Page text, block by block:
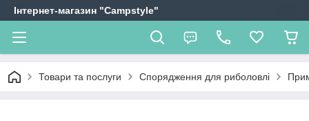
Інтернет-магазин "Campstyle"
Товари та послуги Спорядження для риболовлі